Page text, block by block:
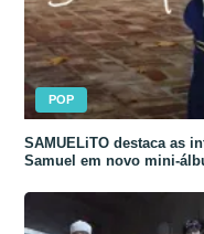
POP
SAMUELiTO destaca as
Samuel em novo mini-